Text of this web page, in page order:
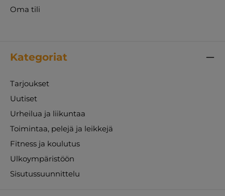
Oma tili
Kategoriat
Tarjoukset
Uutiset
Urheilua ja liikuntaa
Toimintaa, pelejä ja leikkejä
Fitness ja koulutus
Ulkoympäristöön
Sisutussuunnittelu